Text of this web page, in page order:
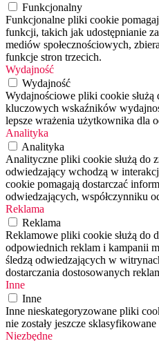
Funkcjonalny
Funkcjonalne pliki cookie
funkcji, takich jak udostępnianie
mediów społecznościowych,
funkcje stron trzecich.
Wydajność
Wydajność
Wydajnościowe pliki cookie
kluczowych wskaźników
lepsze wrażenia użytkownika dla
Analityka
Analityka
Analityczne pliki cookie służą do
odwiedzający wchodzą w
cookie pomagają dostarczać
odwiedzających, współczynniku
Reklama
Reklama
Reklamowe pliki cookie służą do
odpowiednich reklam i kampanii
śledzą odwiedzających w
dostarczania dostosowanych
Inne
Inne
Inne nieskategoryzowane pliki
nie zostały jeszcze
Niezbędne